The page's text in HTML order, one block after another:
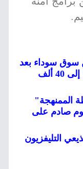
سوق سوداء بعد
ارتفاع أسعار مباراة مصر وأستراليا إلى 40 ألف
الممنهجة"
صادم على
التليفزيون